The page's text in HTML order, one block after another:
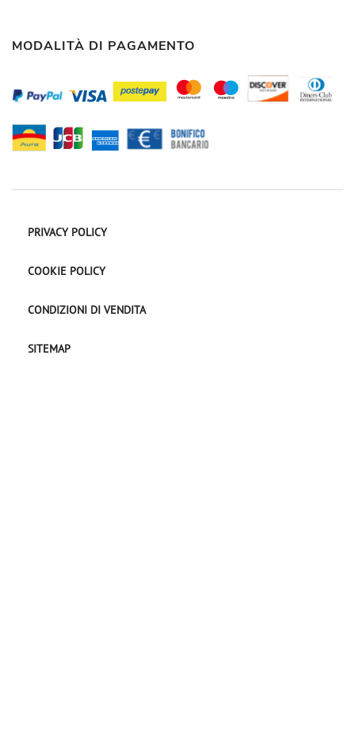
MODALITÀ DI PAGAMENTO
PRIVACY POLICY
COOKIE POLICY
CONDIZIONI DI VENDITA
SITEMAP